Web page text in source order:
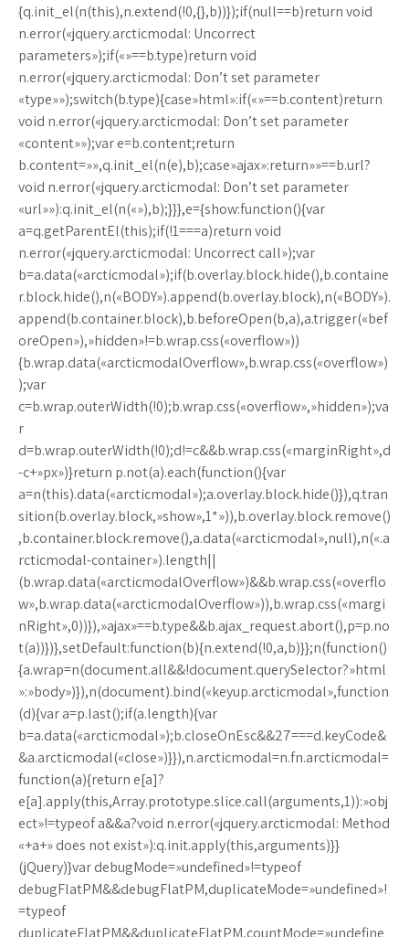
{q.init_el(n(this),n.extend(!0,{},b))});if(null==b)return void
n.error(«jquery.arcticmodal: Uncorrect
parameters»);if(«»==b.type)return void
n.error(«jquery.arcticmodal: Don’t set parameter
«type»»);switch(b.type){case»html»:if(«»==b.content)return
void n.error(«jquery.arcticmodal: Don’t set parameter
«content»»);var e=b.content;return
b.content=»»,q.init_el(n(e),b);case»ajax»:return»»==b.url?
void n.error(«jquery.arcticmodal: Don’t set parameter
«url»»):q.init_el(n(«»),b);}}},e={show:function(){var
a=q.getParentEl(this);if(!1===a)return void
n.error(«jquery.arcticmodal: Uncorrect call»);var
b=a.data(«arcticmodal»);if(b.overlay.block.hide(),b.containe
r.block.hide(),n(«BODY»).append(b.overlay.block),n(«BODY»).
append(b.container.block),b.beforeOpen(b,a),a.trigger(«bef
oreOpen»),»hidden»!=b.wrap.css(«overflow»))
{b.wrap.data(«arcticmodalOverflow»,b.wrap.css(«overflow»)
);var
c=b.wrap.outerWidth(!0);b.wrap.css(«overflow»,»hidden»);va
r
d=b.wrap.outerWidth(!0);d!=c&&b.wrap.css(«marginRight»,d
-c+»px»)}return p.not(a).each(function(){var
a=n(this).data(«arcticmodal»);a.overlay.block.hide()}),q.tran
sition(b.overlay.block,»show»,1*»)),b.overlay.block.remove()
,b.container.block.remove(),a.data(«arcticmodal»,null),n(«.a
rcticmodal-container»).length||
(b.wrap.data(«arcticmodalOverflow»)&&b.wrap.css(«overflo
w»,b.wrap.data(«arcticmodalOverflow»)),b.wrap.css(«margi
nRight»,0))}),»ajax»==b.type&&b.ajax_request.abort(),p=p.no
t(a))})},setDefault:function(b){n.extend(!0,a,b)}};n(function()
{a.wrap=n(document.all&&!document.querySelector?»html
»:»body»)}),n(document).bind(«keyup.arcticmodal»,function
(d){var a=p.last();if(a.length){var
b=a.data(«arcticmodal»);b.closeOnEsc&&27===d.keyCode&
&a.arcticmodal(«close»)}}),n.arcticmodal=n.fn.arcticmodal=
function(a){return e[a]?
e[a].apply(this,Array.prototype.slice.call(arguments,1)):»obj
ect»!=typeof a&&a?void n.error(«jquery.arcticmodal: Method
«+a+» does not exist»):q.init.apply(this,arguments)}}
(jQuery)}var debugMode=»undefined»!=typeof
debugFlatPM&&debugFlatPM,duplicateMode=»undefined»!
=typeof
duplicateFlatPM&&duplicateFlatPM,countMode=»undefine